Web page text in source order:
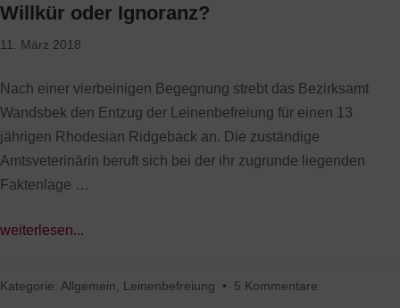
Willkür oder Ignoranz?
11. März 2018
Nach einer vierbeinigen Begegnung strebt das Bezirksamt
Wandsbek den Entzug der Leinenbefreiung für einen 13
jährigen Rhodesian Ridgeback an. Die zuständige
Amtsveterinärin beruft sich bei der ihr zugrunde liegenden
Faktenlage …
weiterlesen...
Kategorie: Allgemein, Leinenbefreiung • 5 Kommentare